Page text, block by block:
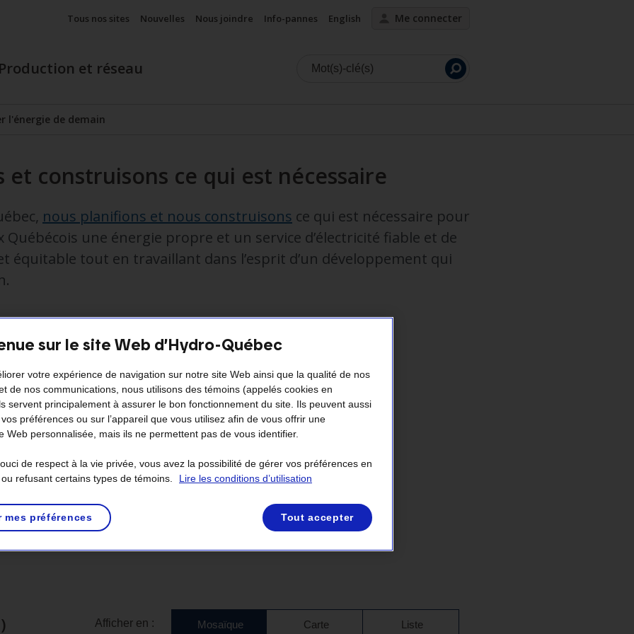
Tous nos sites Nouvelles Nous joindre Info-pannes English Me connecter
Production et réseau
Lancer
l'énergie de demain
et construisons ce qui est nécessaire
nous planifions et nous construisons ce qui est nécessaire pour
une énergie propre et un service d’électricité fiable et de
équitable tout en travaillant dans l’esprit d’un développement qui
construction
Filtrer
les
projets
par
Région
Afficher en : Mosaïque Carte Liste
sur le site Web d’Hydro-Québec
votre expérience de navigation sur notre site Web ainsi que la qualité de nos
de nos communications, nous utilisons des témoins (appelés cookies en
servent principalement à assurer le bon fonctionnement du site. Ils peuvent aussi
préférences ou sur l’appareil que vous utilisez afin de vous offrir une
Web personnalisée, mais ils ne permettent pas de vous identifier.
de respect à la vie privée, vous avez la possibilité de gérer vos préférences en
refusant certains types de témoins.
Lire les conditions d’utilisation
mes préférences Tout accepter